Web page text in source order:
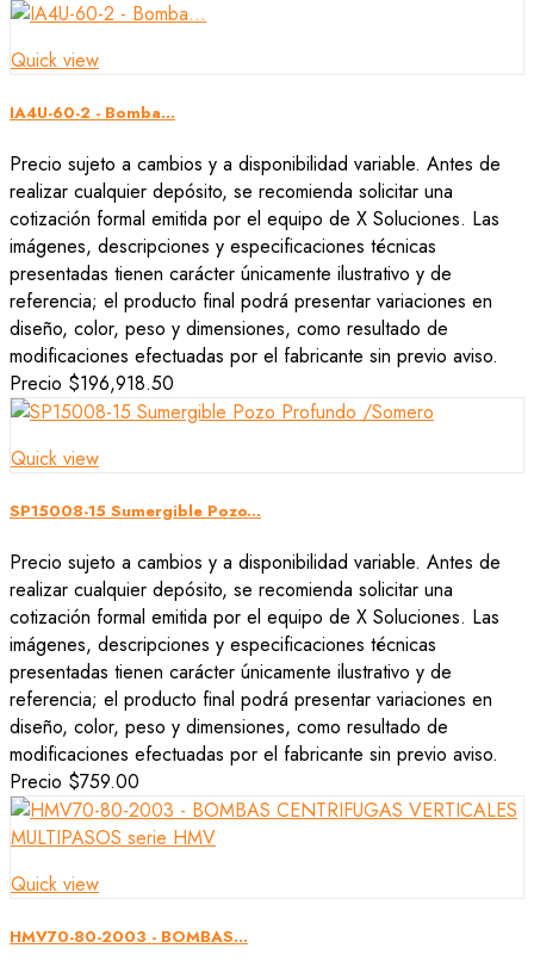
Quick view
IA4U-60-2 - Bomba...
Precio sujeto a cambios y a disponibilidad variable. Antes de
realizar cualquier depósito, se recomienda solicitar una
cotización formal emitida por el equipo de X Soluciones. Las
imágenes, descripciones y especificaciones técnicas
presentadas tienen carácter únicamente ilustrativo y de
referencia; el producto final podrá presentar variaciones en
diseño, color, peso y dimensiones, como resultado de
modificaciones efectuadas por el fabricante sin previo aviso.
Precio $196,918.50
Quick view
SP15008-15 Sumergible Pozo...
Precio sujeto a cambios y a disponibilidad variable. Antes de
realizar cualquier depósito, se recomienda solicitar una
cotización formal emitida por el equipo de X Soluciones. Las
imágenes, descripciones y especificaciones técnicas
presentadas tienen carácter únicamente ilustrativo y de
referencia; el producto final podrá presentar variaciones en
diseño, color, peso y dimensiones, como resultado de
modificaciones efectuadas por el fabricante sin previo aviso.
Precio $759.00
Quick view
HMV70-80-2003 - BOMBAS...